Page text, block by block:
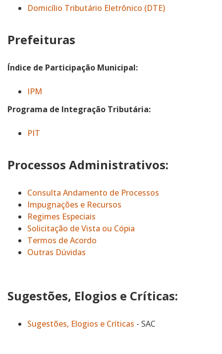
Domicílio Tributário Eletrônico (DTE)
Prefeituras
Índice de Participação Municipal:
IPM
Programa de Integração Tributária:
PIT
Processos Administrativos:
Consulta Andamento de Processos
Impugnações e Recursos
Regimes Especiais
Solicitação de Vista ou Cópia
Termos de Acordo
Outras Dúvidas
Sugestões, Elogios e Críticas:
Sugestões, Elogios e Críticas - SAC